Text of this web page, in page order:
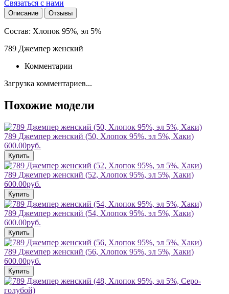
Связаться с нами
Описание Отзывы
Состав: Хлопок 95%, эл 5%
789 Джемпер женский
Комментарии
Загрузка комментариев...
Похожие модели
789 Джемпер женский (50, Хлопок 95%, эл 5%, Хаки)
600.00руб.
Купить
789 Джемпер женский (52, Хлопок 95%, эл 5%, Хаки)
600.00руб.
Купить
789 Джемпер женский (54, Хлопок 95%, эл 5%, Хаки)
600.00руб.
Купить
789 Джемпер женский (56, Хлопок 95%, эл 5%, Хаки)
600.00руб.
Купить